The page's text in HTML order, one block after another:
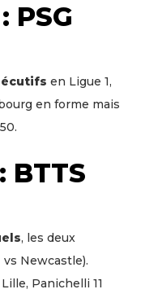
PSG
en Ligue 1,
en forme mais
BTTS
, les deux
vs Newcastle).
Panichelli 11